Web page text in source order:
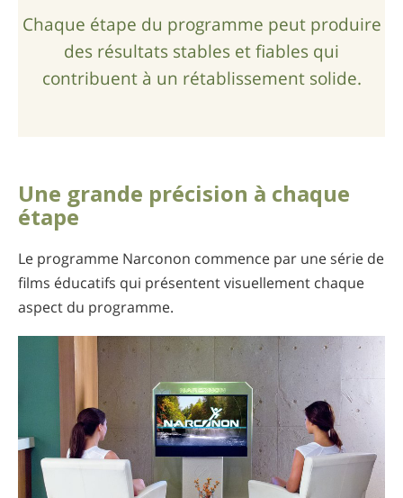
Chaque étape du programme peut produire
des résultats stables et fiables qui
contribuent à un rétablissement solide.
Une grande précision à chaque
étape
Le programme Narconon commence par une série de
films éducatifs qui présentent visuellement chaque
aspect du programme.